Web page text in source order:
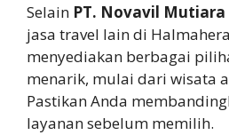
Selain PT. Novavil
jasa travel lain di
menyediakan berbagai
menarik, mulai dari wisata
Pastikan Anda
layanan sebelum memilih.